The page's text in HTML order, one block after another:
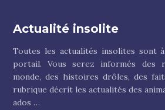
Actualité insolite
Toutes les actualités insolites sont
portail. Vous serez informés des
monde, des histoires drôles, des
rubrique décrit les actualités des
ados …